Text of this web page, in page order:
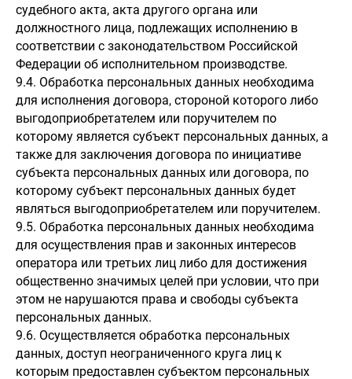
судебного акта, акта другого органа или
должностного лица, подлежащих исполнению в
соответствии с законодательством Российской
Федерации об исполнительном производстве.
9.4. Обработка персональных данных необходима
для исполнения договора, стороной которого либо
выгодоприобретателем или поручителем по
которому является субъект персональных данных, а
также для заключения договора по инициативе
субъекта персональных данных или договора, по
которому субъект персональных данных будет
являться выгодоприобретателем или поручителем.
9.5. Обработка персональных данных необходима
для осуществления прав и законных интересов
оператора или третьих лиц либо для достижения
общественно значимых целей при условии, что при
этом не нарушаются права и свободы субъекта
персональных данных.
9.6. Осуществляется обработка персональных
данных, доступ неограниченного круга лиц к
которым предоставлен субъектом персональных